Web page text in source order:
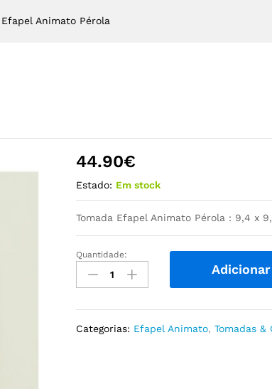
Efapel Animato Pérola
44.90€
Estado: Em stock
Tomada Efapel Animato Pérola : 9,4 x
Tomada
Efapel
Animato
Quantidade:
Adicionar
Categorias: Efapel Animato,Tomadas &